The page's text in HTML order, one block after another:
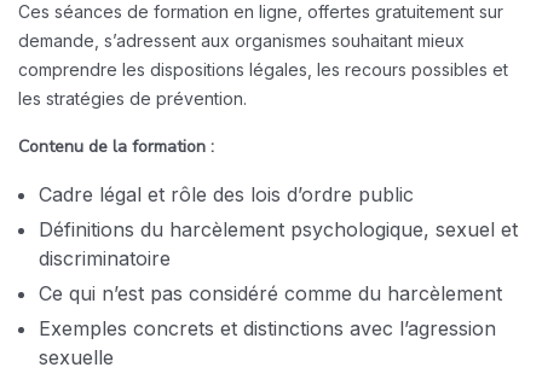
Ces séances de formation en ligne, offertes gratuitement sur
demande, s’adressent aux organismes souhaitant mieux
comprendre les dispositions légales, les recours possibles et
les stratégies de prévention.
Contenu de la formation :
Cadre légal et rôle des lois d’ordre public
Définitions du harcèlement psychologique, sexuel et
discriminatoire
Ce qui n’est pas considéré comme du harcèlement
Exemples concrets et distinctions avec l’agression
sexuelle